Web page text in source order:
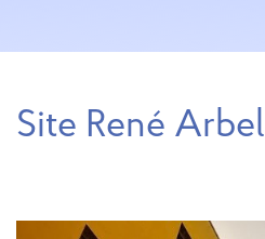
Site René